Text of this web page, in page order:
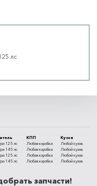
лс
КПП
Кузов
125 лс Любая коробка
Любой кузов
145 лс Любая коробка
Любой кузов
125 лс Любая коробка
Любой кузов
145 лс Любая коробка Любой кузов
запчасти!